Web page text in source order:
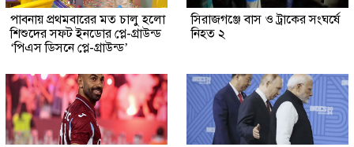
পাবনায় প্রথমবারের মত চালু হলো
শিশুদের সফট ইনডোর প্লে-গ্রাউন্ড
‘পিএস ডিসনে প্লে-গ্রাউন্ড’
সিরাজগঞ্জে বাস ও ট্রাকের সংঘর্ষে
নিহত ২